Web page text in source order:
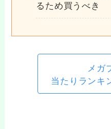
るため買うべき
メガ
当たりランキ